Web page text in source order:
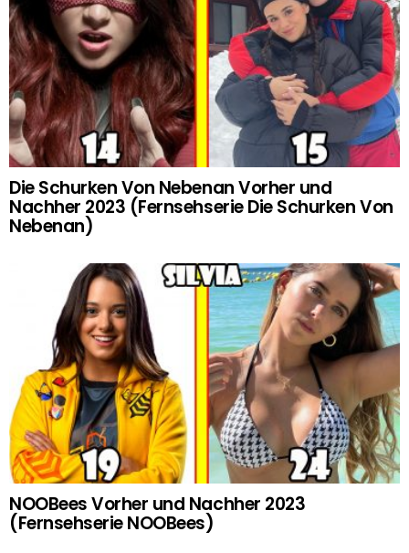
Die Schurken Von Nebenan Vorher und
Nachher 2023 (Fernsehserie Die Schurken Von
Nebenan)
NOOBees Vorher und Nachher 2023
(Fernsehserie NOOBees)